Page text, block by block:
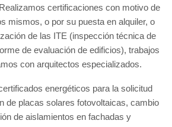
certificaciones con motivo de
mismos, o por su puesta en alquiler, o
de las ITE (inspección técnica de
de evaluación de edificios), trabajos
con arquitectos especializados.
energéticos para la solicitud
de placas solares fotovoltaicas, cambio
de aislamientos en fachadas y